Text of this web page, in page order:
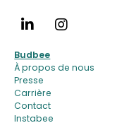
Budbee
À propos de nous
Presse
Carrière
Contact
Instabee